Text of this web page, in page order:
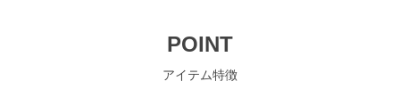
POINT
アイテム特徴